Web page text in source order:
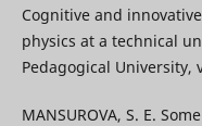
Cognitive and
physics at a technical
Pedagogical University,
MANSUROVA, S. E.